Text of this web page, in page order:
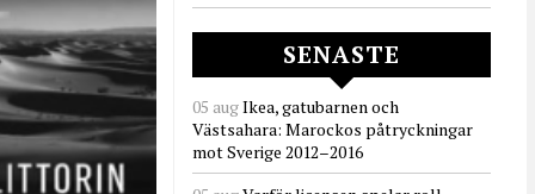
SENASTE
05 augIkea, gatubarnen och
Västsahara: Marockos påtryckningar
mot Sverige 2012–2016